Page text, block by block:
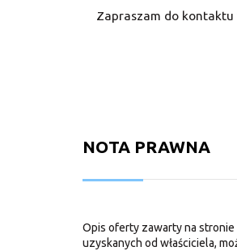
Zapraszam do
NOTA PRAWNA
Opis oferty zawarty na
uzyskanych od właściciela,